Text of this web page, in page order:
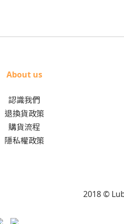
About us
認識我們
退換貨政策
購貨流程
隱私權政策
2018 ©